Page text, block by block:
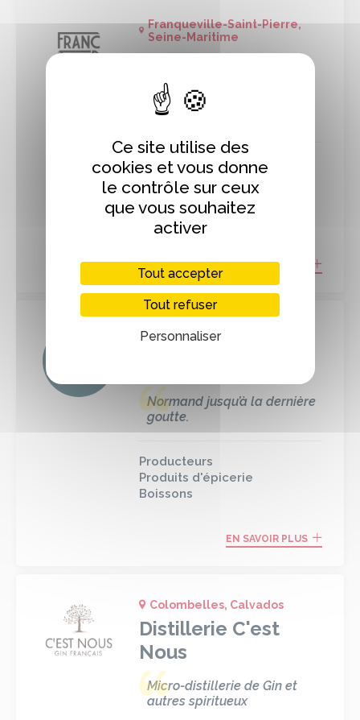
Franqueville-Saint-Pierre,
Seine-Maritime
Distillerie Franc-
Tireur
Distillerie artisanale
Producteurs Boissons
En circuit court
EN SAVOIR PLUS
Cherbourg-en-Cotentin,
Manche
Normand jusqu’à la dernière
goutte.
Producteurs
Produits d'épicerie
Boissons
EN SAVOIR PLUS
Colombelles, Calvados
Distillerie C'est
Nous
Micro-distillerie de Gin et
autres spiritueux
Ce site utilise des
cookies et vous donne
le contrôle sur ceux
que vous souhaitez
activer
Tout accepter
Tout refuser
Personnaliser